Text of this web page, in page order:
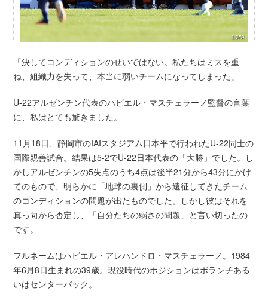
「決してコンディションのせいではない。私たちはミスを重
ね、組織力を失って、本当に弱いチームになってしまった」
U-22アルゼンチン代表のハビエル・マスチェラーノ監督の言葉
に、私はとても驚きました。
11月18日、静岡市のIAIスタジアム日本平で行われたU-22同士の
国際親善試合。結果は5-2でU-22日本代表の「大勝」でした。し
かしアルゼンチンの5失点のうち4点は後半21分から43分にかけ
てのもので、明らかに「地球の裏側」から遠征してきたチーム
のコンディションの問題が出たものでした。しかし彼はそれを
真っ向から否定し、「自分たちの弱さの問題」と言い切ったの
です。
フルネームはハビエル・アレハンドロ・マスチェラーノ。1984
年6月8日生まれの39歳。現役時代のポジションはボランチある
いはセンターバック。